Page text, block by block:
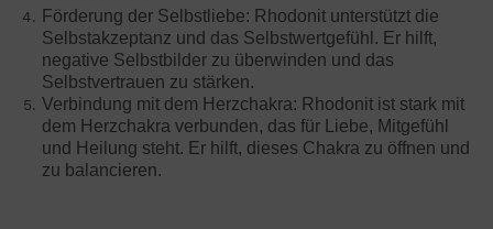
Förderung der Selbstliebe: Rhodonit unterstützt die
Selbstakzeptanz und das Selbstwertgefühl. Er hilft,
negative Selbstbilder zu überwinden und das
Selbstvertrauen zu stärken.
Verbindung mit dem Herzchakra: Rhodonit ist stark mit
dem Herzchakra verbunden, das für Liebe, Mitgefühl
und Heilung steht. Er hilft, dieses Chakra zu öffnen und
zu balancieren.